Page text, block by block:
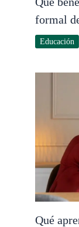
formal
Educación
Qué